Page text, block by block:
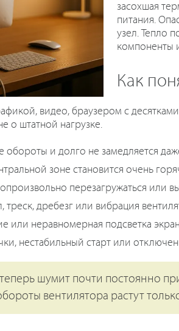
засохшая
питания.
узел. Тепло
компоненты
Как
видео, браузером с
о штатной нагрузке.
обороты и долго не замедляется
зоне становится очень
перезагружаться или
дребезг или вибрация
или неравномерная подсветка
нестабильный старт или
шумит почти постоянно
вентилятора растут